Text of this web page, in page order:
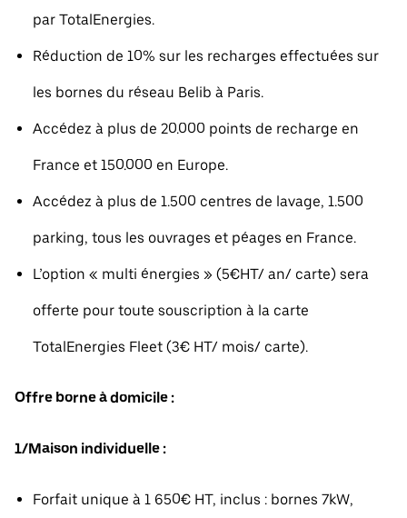
par TotalEnergies.
Réduction de 10% sur les recharges effectuées sur
les bornes du réseau Belib à Paris.
Accédez à plus de 20.000 points de recharge en
France et 150.000 en Europe.
Accédez à plus de 1.500 centres de lavage, 1.500
parking, tous les ouvrages et péages en France.
L’option « multi énergies » (5€HT/ an/ carte) sera
offerte pour toute souscription à la carte
TotalEnergies Fleet (3€ HT/ mois/ carte).
Offre borne à domicile :
1/Maison individuelle :
Forfait unique à 1 650€ HT, inclus : bornes 7kW,